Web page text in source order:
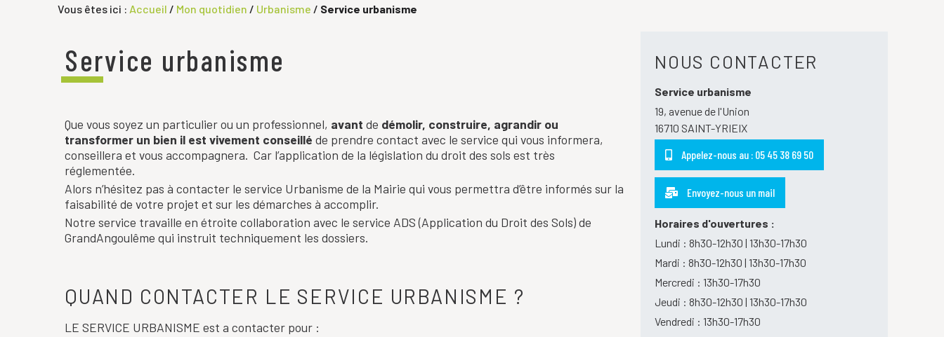
Vous êtes ici : Accueil / Mon quotidien / Urbanisme / Service urbanisme
Service urbanisme
Que vous soyez un particulier ou un professionnel, avant de démolir, construire, agrandir ou
transformer un bien il est vivement conseillé de prendre contact avec le service qui vous informera,
conseillera et vous accompagnera. Car l’application de la législation du droit des sols est très
réglementée.
Alors n’hésitez pas à contacter le service Urbanisme de la Mairie qui vous permettra d’être informés sur la
faisabilité de votre projet et sur les démarches à accomplir.
Notre service travaille en étroite collaboration avec le service ADS (Application du Droit des Sols) de
GrandAngoulême qui instruit techniquement les dossiers.
QUAND CONTACTER LE SERVICE URBANISME ?
LE SERVICE URBANISME est a contacter pour :
NOUS CONTACTER
Service urbanisme
19, avenue de l'Union
16710 SAINT-YRIEIX
Appelez-nous au : 05 45 38 69 50
Envoyez-nous un mail
Horaires d'ouvertures :
Lundi : 8h30-12h30 | 13h30-17h30
Mardi : 8h30-12h30 | 13h30-17h30
Mercredi : 13h30-17h30
Jeudi : 8h30-12h30 | 13h30-17h30
Vendredi : 13h30-17h30